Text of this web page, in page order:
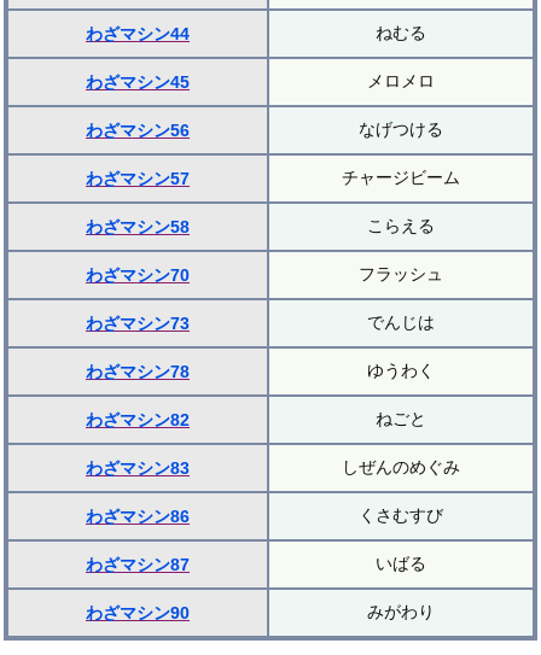
わざマシン44 ねむる
わざマシン45 メロメロ
わざマシン56 なげつける
わざマシン57 チャージビーム
わざマシン58 こらえる
わざマシン70 フラッシュ
わざマシン73 でんじは
わざマシン78 ゆうわく
わざマシン82 ねごと
わざマシン83 しぜんのめぐみ
わざマシン86 くさむすび
わざマシン87 いばる
わざマシン90 みがわり